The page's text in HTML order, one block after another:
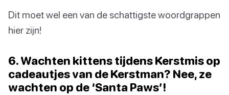
Dit moet wel een van de schattigste woordgrappen
hier zijn!
6. Wachten kittens tijdens Kerstmis op
cadeautjes van de Kerstman? Nee, ze
wachten op de ‘Santa Paws’!